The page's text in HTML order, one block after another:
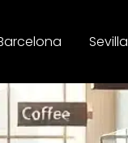
Sevilla